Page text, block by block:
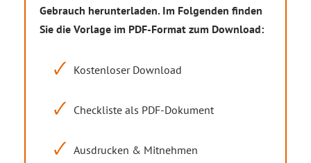
Gebrauch herunterladen. Im Folgenden finden
Sie die Vorlage im PDF-Format zum Download:
Kostenloser Download
Checkliste als PDF-Dokument
Ausdrucken & Mitnehmen